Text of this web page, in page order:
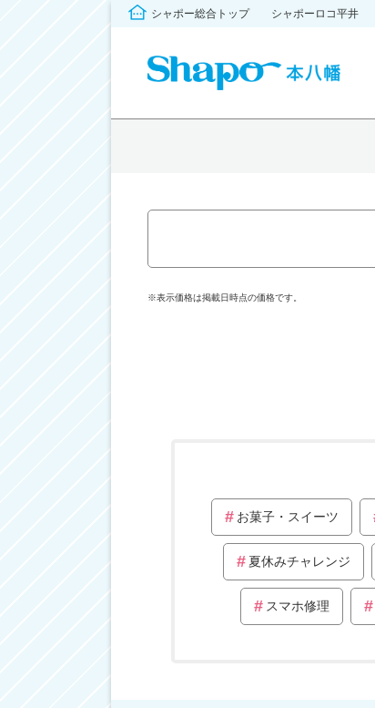
シャポー総合トップ シャポーロコ平井
※表示価格は掲載日時点の価格です。
お菓子・スイーツ
夏休みチャレンジ
スマホ修理